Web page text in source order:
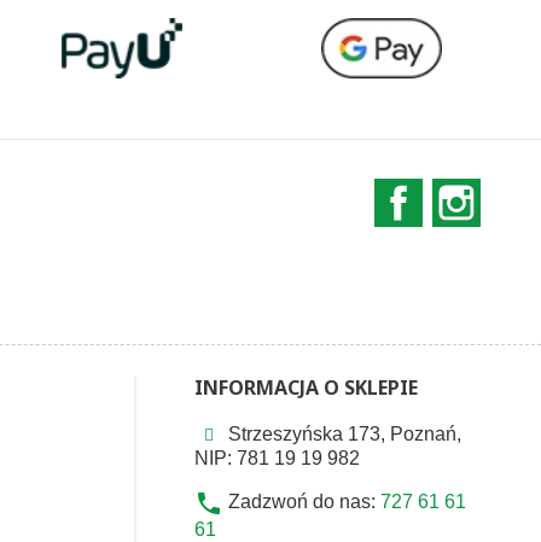
Facebook
INFORMACJA O SKLEPIE
Strzeszyńska 173, Poznań,
NIP: 781 19 19 982
phone Zadzwoń do nas: 727 61 61
61